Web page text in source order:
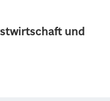
und